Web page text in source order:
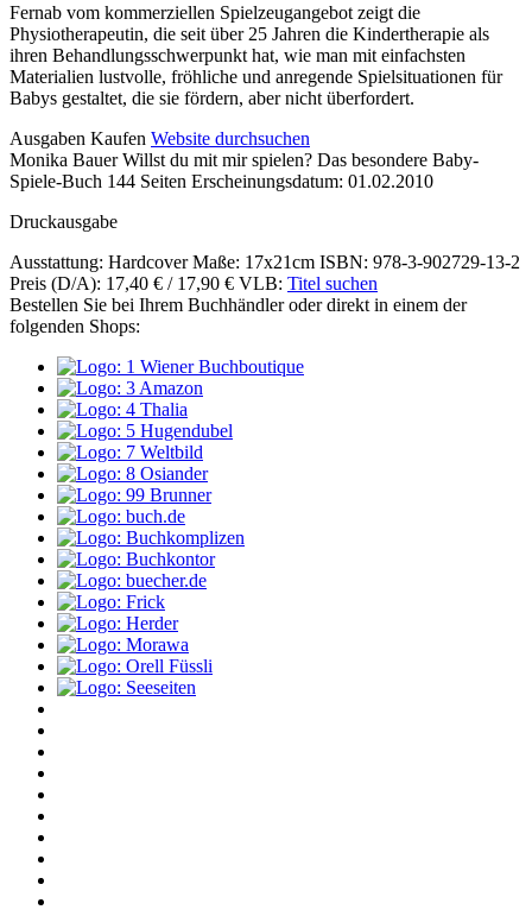
Fernab vom kommerziellen Spielzeugangebot zeigt die
Physiotherapeutin, die seit über 25 Jahren die Kindertherapie als
ihren Behandlungsschwerpunkt hat, wie man mit einfachsten
Materialien lustvolle, fröhliche und anregende Spielsituationen für
Babys gestaltet, die sie fördern, aber nicht überfordert.
Details
und
Ausgaben Kaufen Website durchsuchen
Monika Bauer Willst du mit mir spielen? Das besondere Baby-
Spiele-Buch 144 Seiten Erscheinungsdatum: 01.02.2010
Druckausgabe
Ausstattung: Hardcover Maße: 17x21cm ISBN: 978-3-902729-13-2
Preis (D/A): 17,40 € / 17,90 € VLB: Titel suchen
Bestellen Sie bei Ihrem Buchhändler oder direkt in einem der
folgenden Shops: